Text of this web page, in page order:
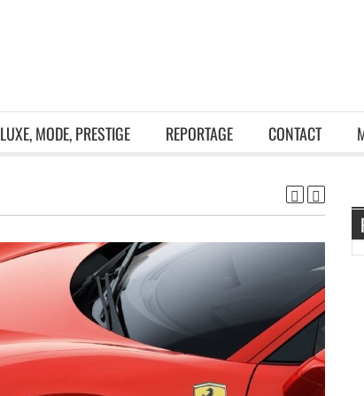
LUXE, MODE, PRESTIGE REPORTAGE CONTACT